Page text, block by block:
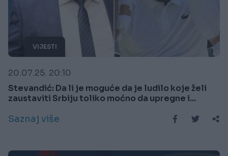
VIJESTI
20.07.25. 20:10
Stevandić: Da li je moguće da je ludilo koje želi
zaustaviti Srbiju toliko moćno da upregne i...
Saznaj više